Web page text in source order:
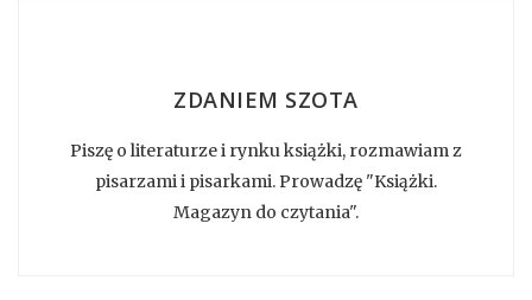
ZDANIEM SZOTA
Piszę o literaturze i rynku książki, rozmawiam z
pisarzami i pisarkami. Prowadzę "Książki.
Magazyn do czytania".